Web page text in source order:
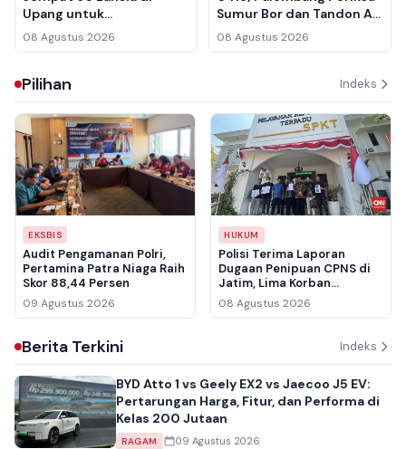
Upang untuk
Pemeriksaan Kesehatan
Gratis di Rumah Sehat
08 Agustus 2026
Sumur Bor dan Tandon Air
di Talang Betutu Jelang
Serah Terima
08 Agustus 2026
Pilihan Indeks
EKSBIS
Audit Pengamanan Polri,
Pertamina Patra Niaga Raih
Skor 88,44 Persen
09 Agustus 2026
HUKUM
Polisi Terima Laporan
Dugaan Penipuan CPNS di
Jatim, Lima Korban
Pertama Rugi Rp3,5 Miliar
08 Agustus 2026
Berita Terkini Indeks
BYD Atto 1 vs Geely EX2 vs Jaecoo J5 EV:
Pertarungan Harga, Fitur, dan Performa di
Kelas 200 Jutaan
RAGAM 09 Agustus 2026